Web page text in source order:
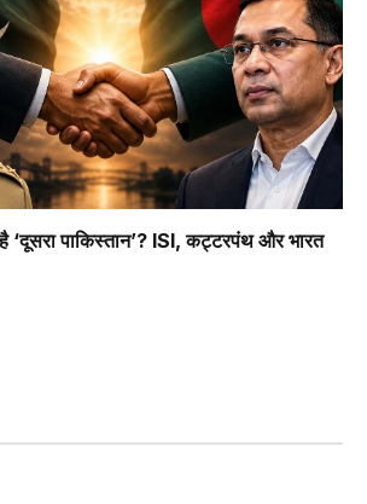
है ‘दूसरा पाकिस्तान’? ISI, कट्टरपंथ और भारत